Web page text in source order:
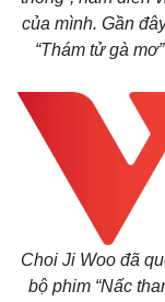
Bất động sản
Khởi nghiệp
của mình. Gần
“Thám tử gà
Choi Ji Woo đã
bộ phim “Nấc